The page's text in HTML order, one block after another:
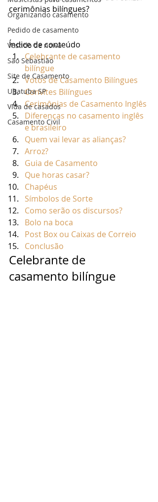
Organizando casamento
Pedido de casamento
Vestido de noiva
São Sebastião
Site de Casamento
Ubatuba SP
Vida de casados
Casamento Civil
cerimônias bilíngues?
Índice de conteúdo
Celebrante de casamento
bilíngue
Votos de Casamento Bilíngues
Convites Bilíngues
Cerimônias de Casamento Inglês
Diferenças no casamento inglês
e brasileiro
Quem vai levar as alianças?
Arroz?
Guia de Casamento
Que horas casar?
Chapéus
Símbolos de Sorte
Como serão os discursos?
Bolo na boca
Post Box ou Caixas de Correio
Conclusão
Celebrante de
casamento bilíngue